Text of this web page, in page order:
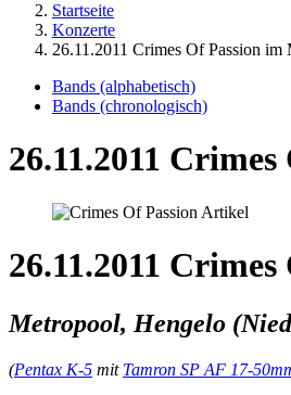
Startseite
Konzerte
26.11.2011 Crimes Of Passion
Bands (alphabetisch)
Bands (chronologisch)
26.11.2011
26.11.2011 Crimes
Metropool, Hengelo
(Pentax K-5 mit Tamron SP AF 17-